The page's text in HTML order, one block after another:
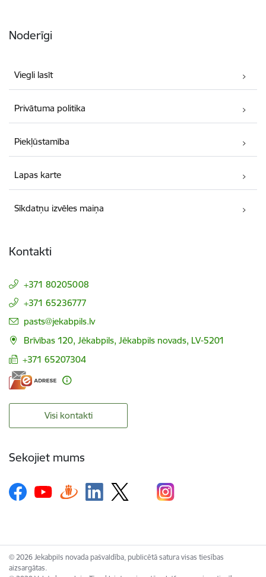
Noderīgi
Viegli lasīt
Privātuma politika
Piekļūstamība
Lapas karte
Sīkdatņu izvēles maiņa
Kontakti
+371 80205008
+371 65236777
E-pasts:
pasts@jekabpils.lv
Brīvības 120, Jēkabpils, Jēkabpils novads, LV-5201
+371 65207304
Visi kontakti
Sekojiet mums
© 2026 Jekabpils novada pašvaldība, publicētā satura visas tiesības
aizsargātas.